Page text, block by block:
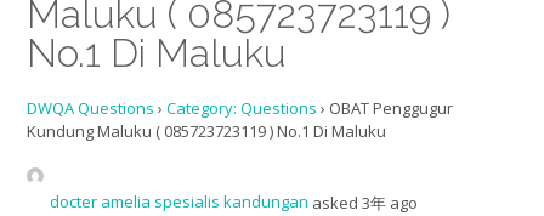
Maluku ( 085723723119 )
No.1 Di Maluku
DWQA Questions › Category: Questions › OBAT Penggugur
Kundung Maluku ( 085723723119 ) No.1 Di Maluku
docter amelia spesialis kandungan asked 3年 ago